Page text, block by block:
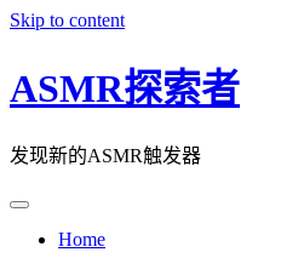
Skip to content
ASMR探索者
发现新的ASMR触发器
Home